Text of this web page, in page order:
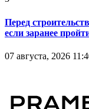
Перед
если заранее
07 августа, 2026